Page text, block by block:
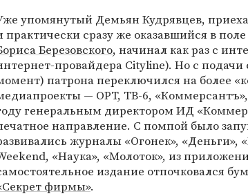
упомянутый Демьян Кудрявцев,
практически сразу же оказавшийся в
Березовского, начинал как раз с
провайдера Cityline). Но с подачи
патрона переключился на более
— ОРТ, ТВ-6,
генеральным директором ИД
направление. С помпой было
журналы «Огонек», «Деньги»,
«Наука», «Молоток», из
издание отпочковался
фирмы».